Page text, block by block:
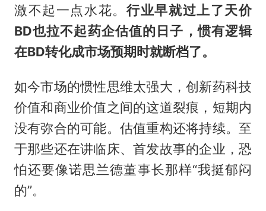
激不起一点水花。 行业早就过上了天价
BD也拉不起药企估值的日子，惯有逻辑
在BD转化成市场预期时就断档了。
如今市场的惯性思维太强大，创新药科技
价值和商业价值之间的这道裂痕，短期内
没有弥合的可能。估值重构还将持续。至
于那些还在讲临床、首发故事的企业，恐
怕还要像诺思兰德董事长那样“我挺郁闷
的”。